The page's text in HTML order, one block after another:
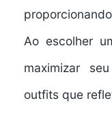
Ao escolher
maximizar
outfits que